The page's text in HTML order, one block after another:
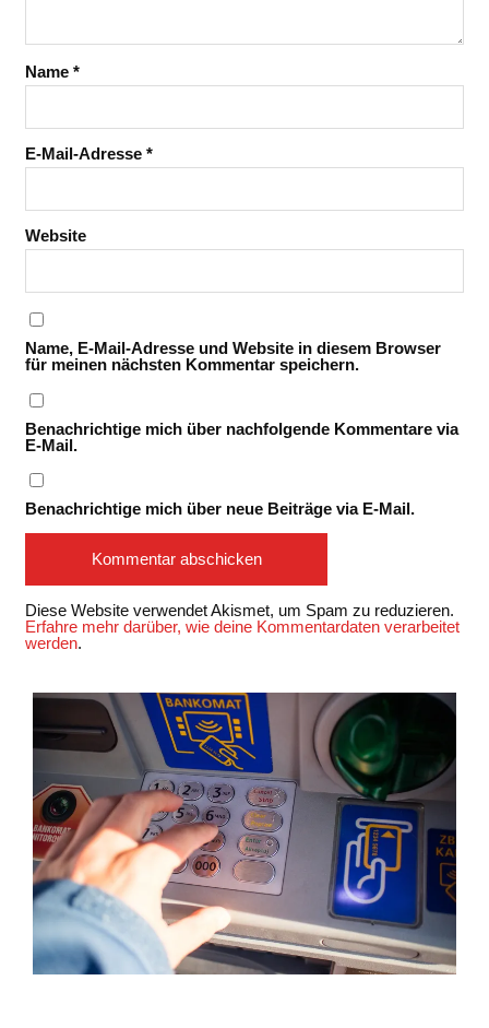
Name *
E-Mail-Adresse *
Website
Name, E-Mail-Adresse und Website in diesem Browser
für meinen nächsten Kommentar speichern.
Benachrichtige mich über nachfolgende Kommentare via
E-Mail.
Benachrichtige mich über neue Beiträge via E-Mail.
Diese Website verwendet Akismet, um Spam zu reduzieren.
Erfahre mehr darüber, wie deine Kommentardaten verarbeitet
werden.